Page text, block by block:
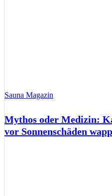
Sauna Magazin
Mythos oder Medizin:
vor Sonnenschäden